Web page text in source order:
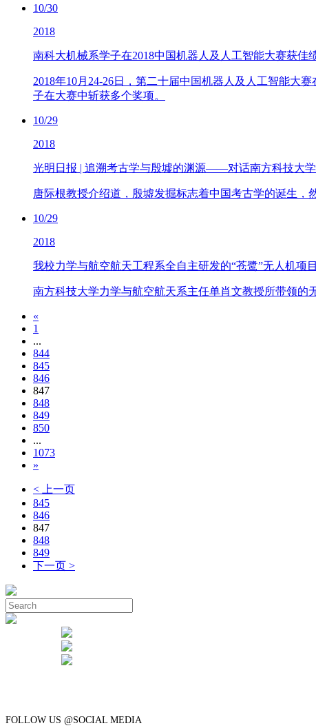
10/30
2018
南科大机械系学子在2018中国机器人及人工智能大赛获佳
2018年10月24-26日，第二十届中国机器人及人工智能大
子在大赛中斩获多个奖项。
10/29
2018
光明日报 | 追溯考古学与殷墟的渊源——对话南方科技大
唐际根教授介绍道，殷墟发掘标志着中国考古学的诞生，
10/29
2018
我校力学与航空航天工程系全自主研发的“苍鹭”无人机项
南方科技大学力学与航空航天系主任单肖文教授所带领的
«
1
...
844
845
846
847
848
849
850
...
1073
»
< 上一页
845
846
847
848
849
下一页 >
FOLLOW US @SOCIAL MEDIA